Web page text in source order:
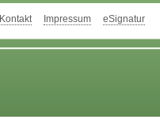
Kontakt Impressum eSignatur